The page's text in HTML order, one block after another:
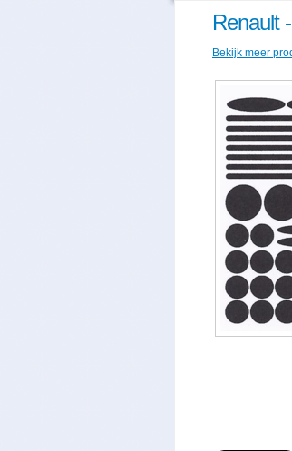
Renault
Bekijk meer